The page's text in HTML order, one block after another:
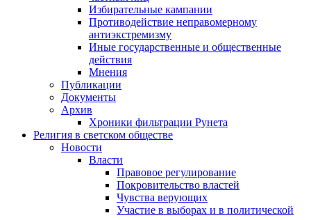
Избирательные кампании
Противодействие неправомерному
антиэкстремизму
Иные государственные и общественные
действия
Мнения
Публикации
Документы
Архив
Хроники фильтрации Рунета
Религия в светском обществе
Новости
Власти
Правовое регулирование
Покровительство властей
Чувства верующих
Участие в выборах и в политической